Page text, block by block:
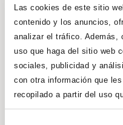
Las cookies de este sitio
contenido y los anuncios,
analizar el tráfico. Además,
uso que haga del sitio web
sociales, publicidad y
con otra información que
recopilado a partir del uso
ya es
mes de vida,
pecho!